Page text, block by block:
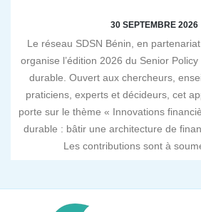
30 SEPTEMBRE 2026
Le réseau SDSN Bénin, en
organise l’édition 2026 du Senior
durable. Ouvert aux chercheurs,
praticiens, experts et décideurs, cet
porte sur le thème « Innovations
durable : bâtir une architecture de
Les contributions sont à